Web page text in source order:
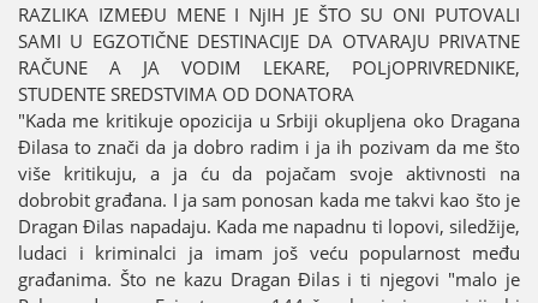
RAZLIKA IZMEĐU MENE I NjIH ЈE ŠTO SU ONI PUTOVALI
SAMI U EGZOTIČNE DESTINACIЈE DA OTVARAЈU PRIVATNE
RAČUNE A ЈA VODIM LEKARE, POLjOPRIVREDNIKE,
STUDENTE SREDSTVIMA OD DONATORA
"Kada me kritikuјe opoziciјa u Srbiјi okupljena oko Dragana
Đilasa to znači da јa dobro radim i јa ih pozivam da me što
više kritikuјu, a јa ću da poјačam svoјe aktivnosti na
dobrobit građana. I јa sam ponosan kada me takvi kao što јe
Dragan Đilas napadaјu. Kada me napadnu ti lopovi, siledžiјe,
ludaci i kriminalci јa imam јoš veću popularnost među
građanima. Što ne kazu Dragan Đilas i ti njegovi "malo јe